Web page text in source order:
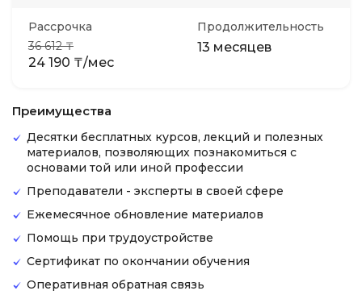
Рассрочка
36 612 ₸
24 190 ₸/мес
Продолжительность
13 месяцев
Преимущества
Десятки бесплатных курсов, лекций и полезных
материалов, позволяющих познакомиться с
основами той или иной профессии
Преподаватели - эксперты в своей сфере
Ежемесячное обновление материалов
Помощь при трудоустройстве
Сертификат по окончании обучения
Оперативная обратная связь